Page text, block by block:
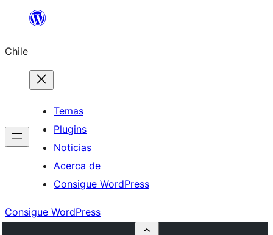
Saltar
contenido
Chile
Temas
Plugins
Noticias
Acerca de
Consigue WordPress
Consigue WordPress